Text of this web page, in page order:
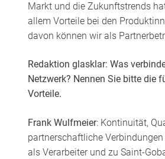
Markt und die Zukunftstrends
allem Vorteile bei den
davon können wir als
Redaktion glasklar: Was
Netzwerk? Nennen Sie bitte die
Vorteile.
Frank Wulfmeier: Kontinuität,
partnerschaftliche
als Verarbeiter und zu Saint-